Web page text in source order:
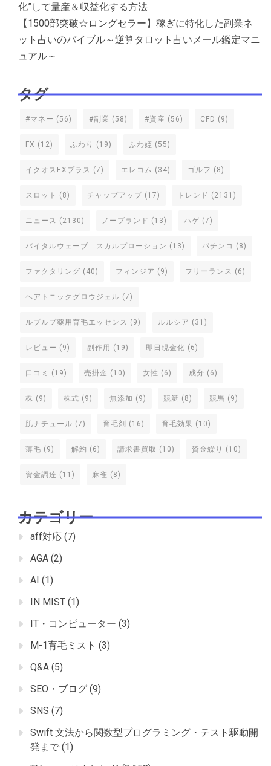
化”して量産＆収益化する方法
【1500部突破☆ロングセラー】稼ぎに特化した副業ネ
ット占いのバイブル～逆算タロット占いメール鑑定マニ
ュアル～
タグ
#マネー (56) #副業 (58) #資産 (56) CFD (9)
FX (12) ふわり (19) ふわ姫 (55)
イクオスEXプラス (7) エレコム (34) ゴルフ (8)
スロット (8) チャップアップ (17) トレンド (2131)
ニュース (2130) ノーブランド (13) ハゲ (7)
バイタルウェーブ スカルプローション (13) パチンコ (8)
ファクタリング (40) フィンジア (9) フリーランス (6)
ヘアトニックグロウジェル (7)
ルプルプ薬用育毛エッセンス (9) ルルシア (31)
レビュー (9) 副作用 (19) 即日現金化 (6)
口コミ (19) 売掛金 (10) 女性 (6) 成分 (6)
株 (9) 株式 (9) 無添加 (9) 競艇 (8) 競馬 (9)
肌ナチュール (7) 育毛剤 (16) 育毛効果 (10)
薄毛 (9) 解約 (6) 請求書買取 (10) 資金繰り (10)
資金調達 (11) 麻雀 (8)
カテゴリー
aff対応 (7)
AGA (2)
AI (1)
IN MIST (1)
IT・コンピューター (3)
M-1育毛ミスト (3)
Q&A (5)
SEO・ブログ (9)
SNS (7)
Swift 文法から関数型プログラミング・テスト駆動開
発まで (1)